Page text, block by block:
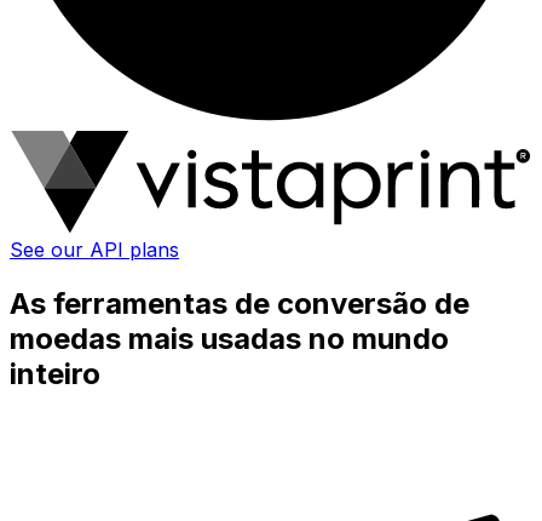
See our API plans
As ferramentas de conversão de
moedas mais usadas no mundo
inteiro